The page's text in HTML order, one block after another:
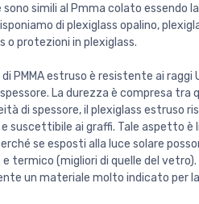
simili al Pmma colato essendo
di plexiglass opalino,
o protezioni in plexiglass.
di PMMA estruso è resistente ai
La durezza è compresa tra
di spessore, il plexiglass estruso
suscettibile ai graffi. Tale aspetto è
se esposti alla luce solare
termico (migliori di quelle del
un materiale molto indicato per